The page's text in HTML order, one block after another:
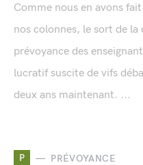
Comme nous en avons
nos colonnes, le sort de
prévoyance des
lucratif suscite de vifs
deux ans maintenant. ...
P PRÉVOYANCE